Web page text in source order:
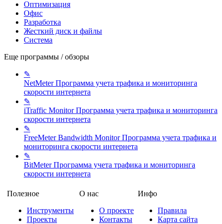
Оптимизация
Офис
Разработка
Жесткий диск и файлы
Система
Еще программы / обзоры
✎
NetMeterПрограмма учета трафика и мониторинга
скорости интернета
✎
iTraffic MonitorПрограмма учета трафика и мониторинга
скорости интернета
✎
FreeMeter Bandwidth MonitorПрограмма учета трафика и
мониторинга скорости интернета
✎
BitMeterПрограмма учета трафика и мониторинга
скорости интернета
Полезное
Инструменты
Проекты
О нас
О проекте
Контакты
Инфо
Правила
Карта сайта